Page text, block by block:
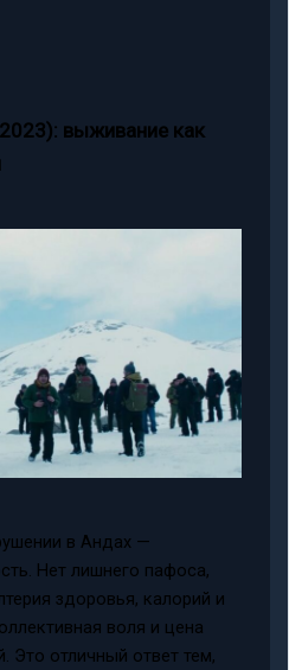
выживание как
в Андах —
Нет лишнего пафоса,
здоровья, калорий и
воля и цена
Это отличный ответ тем,